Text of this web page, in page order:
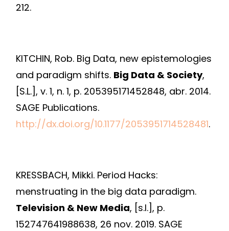
212.
KITCHIN, Rob. Big Data, new epistemologies
and paradigm shifts. Big Data & Society,
[S.L.], v. 1, n. 1, p. 205395171452848, abr. 2014.
SAGE Publications.
http://dx.doi.org/10.1177/2053951714528481.
KRESSBACH, Mikki. Period Hacks:
menstruating in the big data paradigm.
Television & New Media, [s.l.], p.
152747641988638, 26 nov. 2019. SAGE